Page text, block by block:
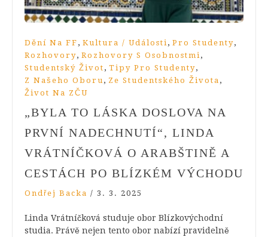
Dění Na FF , Kultura / Události , Pro Studenty,
Rozhovory, Rozhovory S Osobnostmi ,
Studentský Život , Tipy Pro Studenty,
Z Našeho Oboru , Ze Studentského Života ,
Život Na ZČU
„BYLA TO LÁSKA DOSLOVA NA
PRVNÍ NADECHNUTÍ“, LINDA
VRÁTNÍČKOVÁ O ARABŠTINĚ A
CESTÁCH PO BLÍZKÉM VÝCHODU
Ondřej Backa / 3. 3. 2025
Linda Vrátníčková studuje obor Blízkovýchodní
studia. Právě nejen tento obor nabízí pravidelně